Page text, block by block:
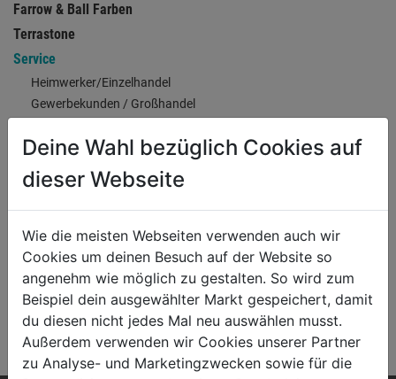
Farrow & Ball Farben
Terrastone
Service
Heimwerker/Einzelhandel
Gewerbekunden / Großhandel
Über uns
SERVICE
Heimwerker/Einzelhandel
Gewerbekunden/Großhandel
Fassadengestaltung
Deine Wahl bezüglich Cookies auf
dieser Webseite
Wie die meisten Webseiten verwenden auch wir
Cookies um deinen Besuch auf der Website so
angenehm wie möglich zu gestalten. So wird zum
Beispiel dein ausgewählter Markt gespeichert, damit
du diesen nicht jedes Mal neu auswählen musst.
Außerdem verwenden wir Cookies unserer Partner
zu Analyse- und Marketingzwecken sowie für die